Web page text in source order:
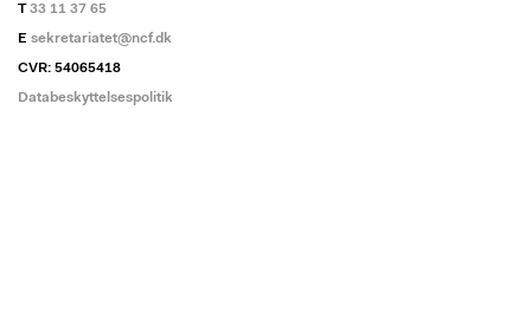
T 33 11 37 65
E sekretariatet@ncf.dk
CVR: 54065418
Databeskyttelsespolitik